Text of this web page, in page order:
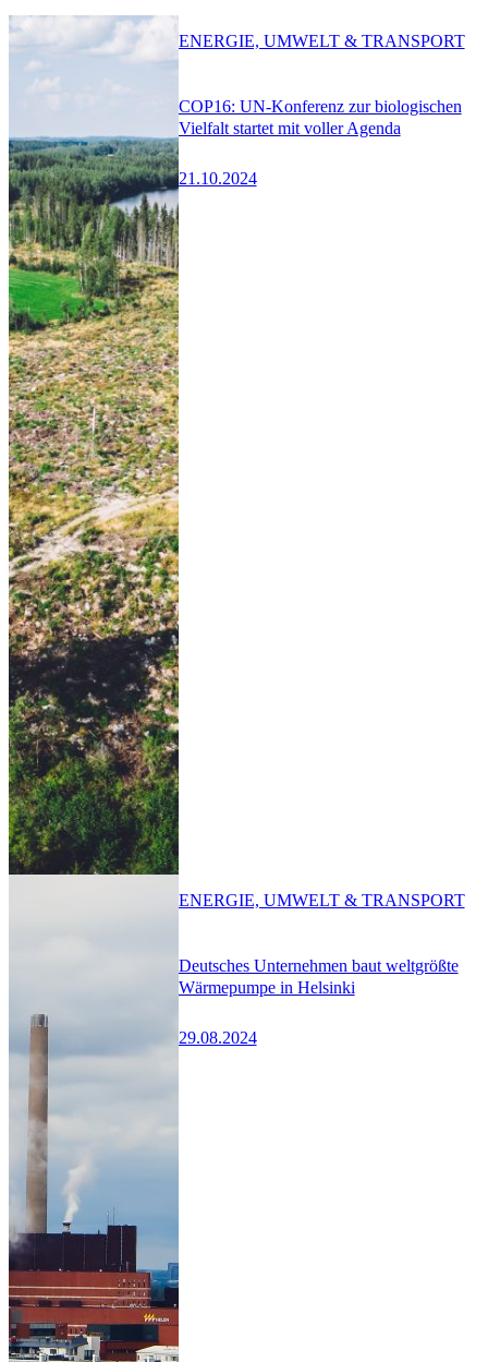
COP16: UN-Konferenz zur biologischen
Vielfalt startet mit voller Agenda
21.10.2024
ENERGIE, UMWELT & TRANSPORT
Deutsches Unternehmen baut weltgrößte
Wärmepumpe in Helsinki
29.08.2024
ENERGIE, UMWELT & TRANSPORT